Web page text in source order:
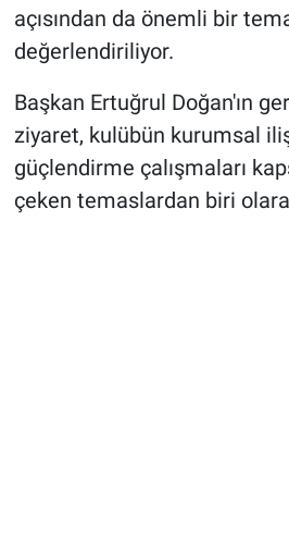
açısından da önemli bir
değerlendiriliyor.
Başkan Ertuğrul Doğan'ın
ziyaret, kulübün kurumsal
güçlendirme çalışmaları
çeken temaslardan biri